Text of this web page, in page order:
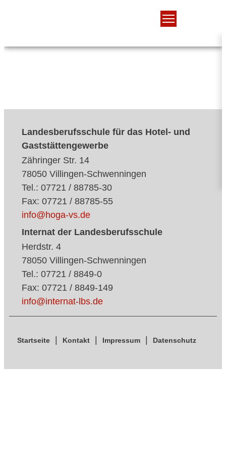
Landesberufsschule für das Hotel- und
Gaststättengewerbe
Zähringer Str. 14
78050 Villingen-Schwenningen
Tel.: 07721 / 88785-30
Fax: 07721 / 88785-55
info@hoga-vs.de
Internat der Landesberufsschule
Herdstr. 4
78050 Villingen-Schwenningen
Tel.: 07721 / 8849-0
Fax: 07721 / 8849-149
info@internat-lbs.de
Startseite Kontakt Impressum Datenschutz